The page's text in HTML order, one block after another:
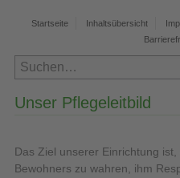
Startseite Inhaltsübersicht
Unser Pflegeleitbild
Das Ziel unserer Einrichtung
Bewohners zu wahren, ihm